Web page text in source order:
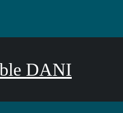
DANI